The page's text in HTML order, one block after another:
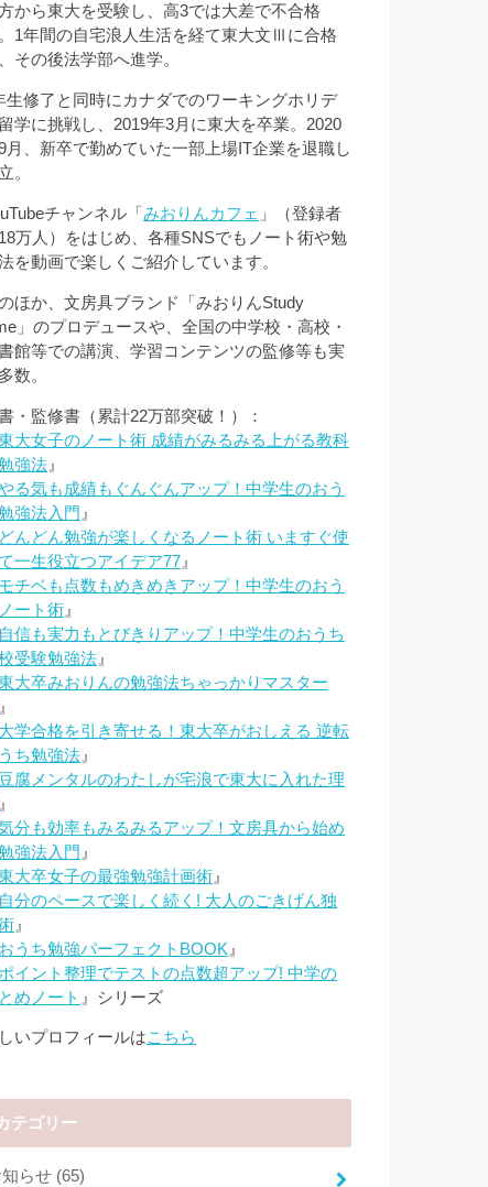
から東大を受験し、高3では大差で不合格
1年間の自宅浪人生活を経て東大文Ⅲに合格
その後法学部へ進学。
生修了と同時にカナダでのワーキングホリデ
学に挑戦し、2019年3月に東大を卒業。2020
月、新卒で勤めていた一部上場IT企業を退職し
。
チャンネル「 みおりんカフェ 」（登録者
万人）をはじめ、各種SNSでもノート術や勉
を動画で楽しくご紹介しています。
ほか、文房具ブランド「みおりんStudy
」のプロデュースや、全国の中学校・高校・
館等での講演、学習コンテンツの監修等も実
数。
・監修書（累計22万部突破！）：
大女子のノート術 成績がみるみる上がる教科
強法 』
る気も成績もぐんぐんアップ！中学生のおう
強法入門 』
どんどん勉強が楽しくなるノート術 いますぐ使
一生役立つアイデア77 』
モチベも点数もめきめきアップ！中学生のおう
ート術 』
自信も実力もとびきりアップ！中学生のおうち
受験勉強法 』
大卒みおりんの勉強法ちゃっかりマスター
』
大学合格を引き寄せる！東大卒がおしえる 逆転
ち勉強法 』
豆腐メンタルのわたしが宅浪で東大に入れた理
』
分も効率もみるみるアップ！文房具から始め
強法入門 』
大卒女子の最強勉強計画術 』
自分のペースで楽しく続く! 大人のごきげん独
』
おうち勉強パーフェクトBOOK 』
ポイント整理でテストの点数超アップ! 中学の
めノート 』シリーズ
いプロフィールはこちら
テゴリー
知らせ (65)